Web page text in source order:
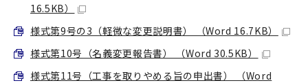
16.5KB）
様式第9号の3（軽微な変更説明書） （Word 16.7KB）
様式第10号（名義変更報告書） （Word 30.5KB）
様式第11号（工事を取りやめる旨の申出書） （Word